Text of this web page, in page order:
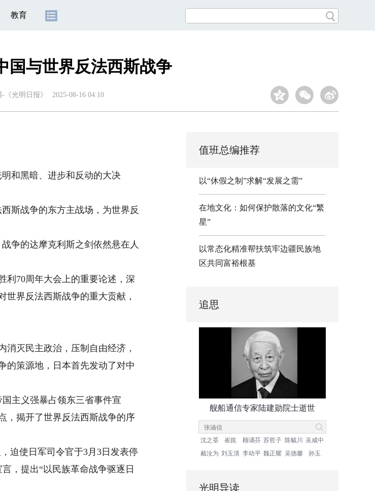
教育
国与世界反法西斯战争
《光明日报》 2025-08-16 04:10
和黑暗、进步和反动的大决
斯战争的东方主战场，为世界反
争的达摩克利斯之剑依然悬在人
70周年大会上的重要论述，深
世界反法西斯战争的重大贡献，
灭民主政治，压制自由经济，
的策源地，日本首先发动了对中
主义强暴占领东三省事件宣
，揭开了世界反法西斯战争的序
迫使日军司令官于3月3日发表停
，提出“以民族革命战争驱逐日
值班总编推荐
以“休假之制”求解“发展之需”
在地文化：如何保护散落的文化“繁
星”
以常态化精准帮扶筑牢边疆民族地
区共同富裕根基
追思
舰船通信专家陆建勋院士逝世
沈之荃 崔崑 顾诵芬 苏哲子 陈毓川
吴咸中
戴汝为 刘玉清 李幼平 魏正耀 吴德馨 孙玉
光明导读